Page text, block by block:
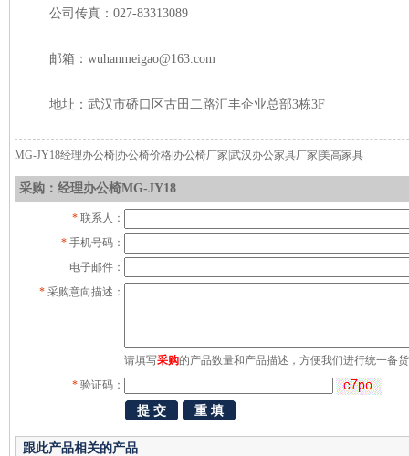
公司传真：027-83313089
邮箱：wuhanmeigao@163.com
地址：武汉市硚口区古田二路汇丰企业总部3栋3F
MG-JY18经理办公椅|办公椅价格|办公椅厂家|武汉办公家具厂家|美高家具
采购：经理办公椅MG-JY18
* 联系人：
* 手机号码：
电子邮件：
* 采购意向描述：
请填写采购的产品数量和产品描述，方便我们进行统一备
* 验证码：
跟此产品相关的产品